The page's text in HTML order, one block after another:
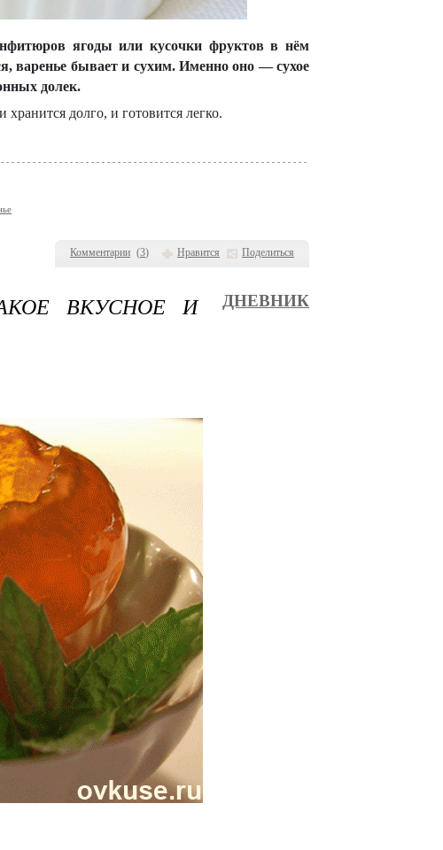
Комментарии (3) Нравится Поделиться
ягоды или кусочки фруктов в нём
варенье бывает и сухим. Именно оно — сухое
долек.
долго, и готовится легко.
ВКУСНОЕ И
ДНЕВНИК